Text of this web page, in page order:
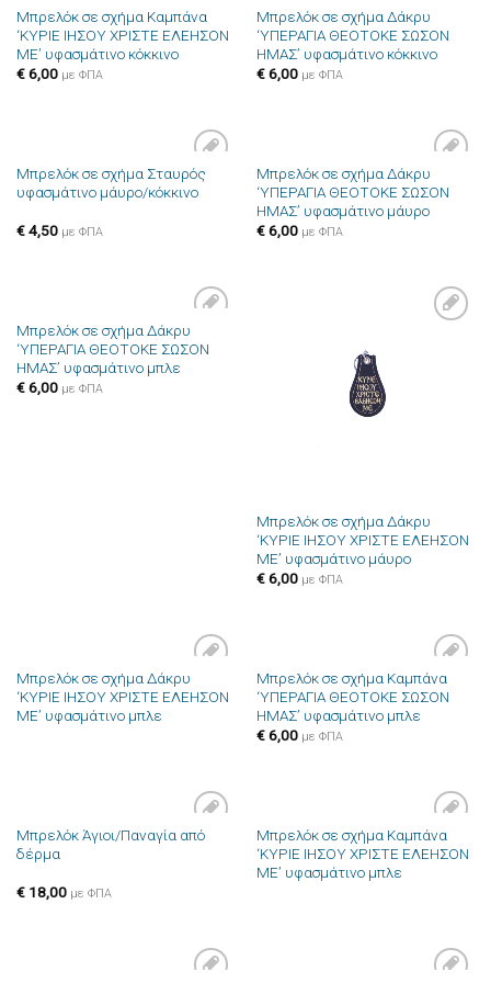
Πρόσθήκη
στην λίστα
επιθυμιών
Μπρελόκ σε σχήμα Καμπάνα
‘ΚΥΡΙΕ ΙΗΣΟΥ ΧΡΙΣΤΕ ΕΛΕΗΣΟΝ
ΜΕ’ υφασμάτινο κόκκινο
€6,00 με ΦΠΑ
Πρόσθήκη
στην λίστα
επιθυμιών
Μπρελόκ σε σχήμα Δάκρυ
‘ΥΠΕΡΑΓΙΑ ΘΕΟΤΟΚΕ ΣΩΣΟΝ
ΗΜΑΣ’ υφασμάτινο κόκκινο
€6,00 με ΦΠΑ
Πρόσθήκη
στην λίστα
Μπρελόκ σε σχήμα Σταυρός
υφασμάτινο μάυρο/κόκκινο
€4,50 με ΦΠΑ
Πρόσθήκη
στην λίστα
επιθυμιών
Μπρελόκ σε σχήμα Δάκρυ
‘ΥΠΕΡΑΓΙΑ ΘΕΟΤΟΚΕ ΣΩΣΟΝ
ΗΜΑΣ’ υφασμάτινο μάυρο
€6,00 με ΦΠΑ
Πρόσθήκη
στην λίστα
επιθυμιών
Μπρελόκ σε σχήμα Δάκρυ
‘ΥΠΕΡΑΓΙΑ ΘΕΟΤΟΚΕ ΣΩΣΟΝ
ΗΜΑΣ’ υφασμάτινο μπλε
€6,00 με ΦΠΑ
Μπρελόκ σε σχήμα Δάκρυ
‘ΚΥΡΙΕ ΙΗΣΟΥ ΧΡΙΣΤΕ ΕΛΕΗΣΟΝ
ΜΕ’ υφασμάτινο μάυρο
€6,00 με ΦΠΑ
Πρόσθήκη
στην λίστα
Μπρελόκ σε σχήμα Δάκρυ
‘ΚΥΡΙΕ ΙΗΣΟΥ ΧΡΙΣΤΕ ΕΛΕΗΣΟΝ
ΜΕ’ υφασμάτινο μπλε
Πρόσθήκη
στην λίστα
επιθυμιών
Μπρελόκ σε σχήμα Καμπάνα
‘ΥΠΕΡΑΓΙΑ ΘΕΟΤΟΚΕ ΣΩΣΟΝ
ΗΜΑΣ’ υφασμάτινο μπλε
€6,00 με ΦΠΑ
Πρόσθήκη
Μπρελόκ Άγιοι/Παναγία από
δέρμα
€18,00 με ΦΠΑ
Πρόσθήκη
στην λίστα
Μπρελόκ σε σχήμα Καμπάνα
‘ΚΥΡΙΕ ΙΗΣΟΥ ΧΡΙΣΤΕ ΕΛΕΗΣΟΝ
ΜΕ’ υφασμάτινο μπλε